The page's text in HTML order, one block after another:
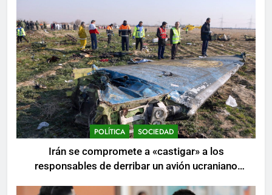
POLÍTICA SOCIEDAD
Irán se compromete a «castigar» a los
responsables de derribar un avión ucraniano